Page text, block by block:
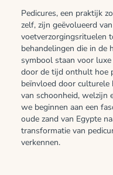
Pedicures, een praktijk
zelf, zijn geëvolueerd
voetverzorgingsrituelen
behandelingen die in de
symbool staan voor luxe
door de tijd onthult hoe
beïnvloed door culturele
van schoonheid, welzijn
we beginnen aan een
oude zand van Egypte
transformatie van
verkennen.